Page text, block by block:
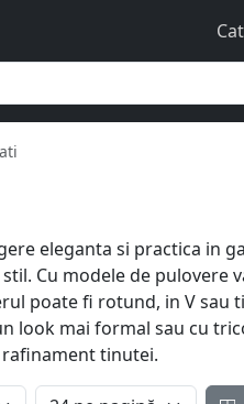
eleganta si practica in
Cu modele de
poate fi rotund, in V
look mai formal sau cu
tinutei.